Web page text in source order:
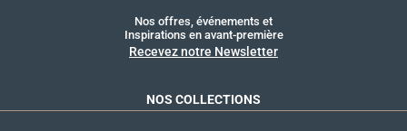
Nos offres, événements et
Inspirations en avant-première
Recevez notre Newsletter
NOS COLLECTIONS